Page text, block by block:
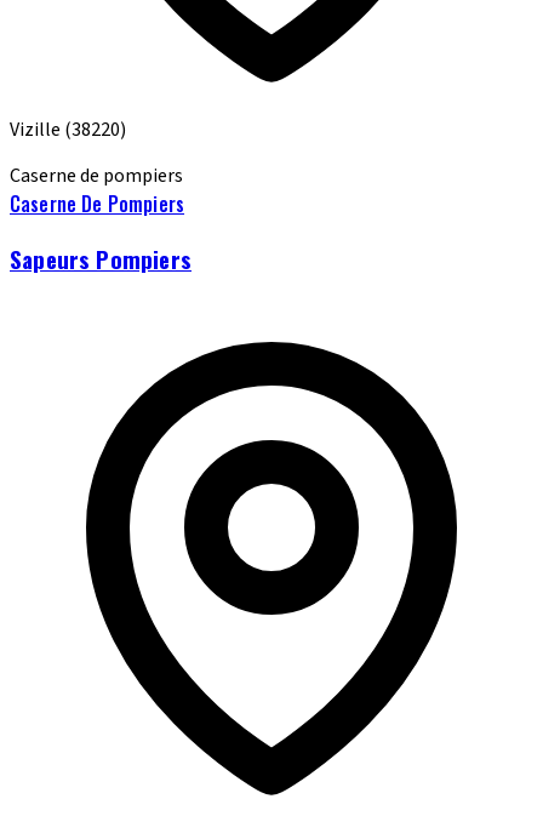
Vizille (38220)
Caserne de pompiers
Caserne De Pompiers
Sapeurs Pompiers